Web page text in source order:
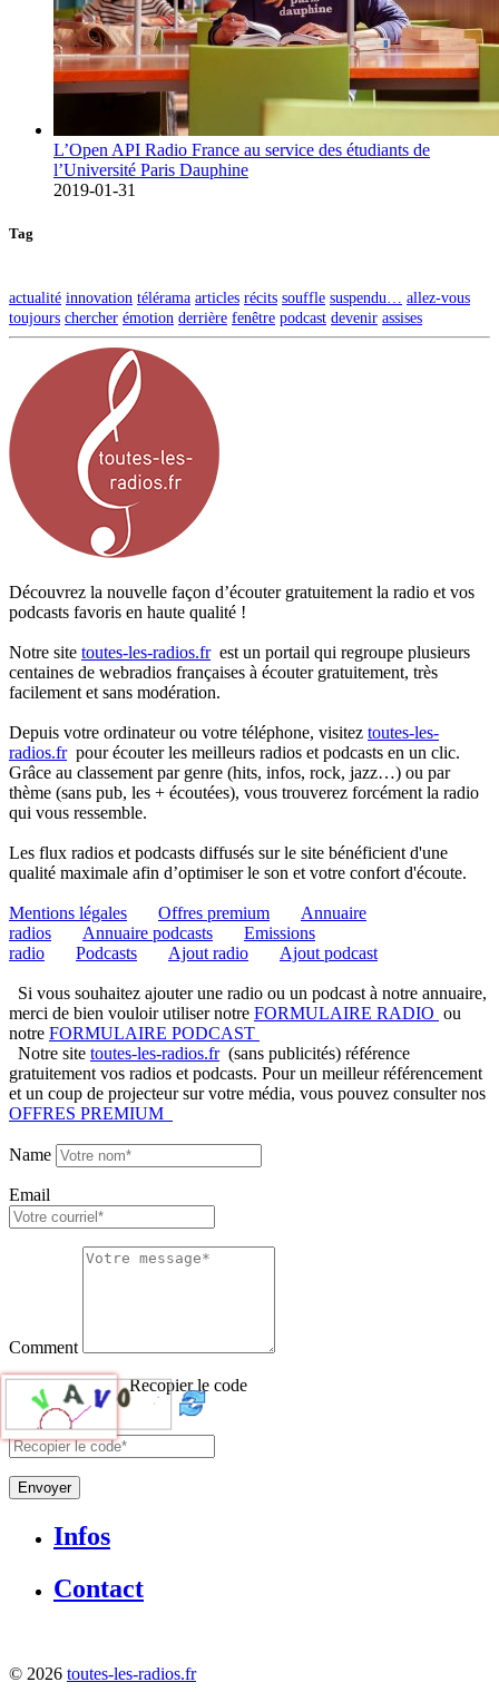
L’Open API Radio France au service des étudiants de
l’Université Paris Dauphine
2019-01-31
Tag
actualité innovation télérama articles récits souffle suspendu…
allez-vous
toujours chercher émotion derrière fenêtre podcast devenir assises
Découvrez la nouvelle façon d’écouter gratuitement la radio et vos
podcasts favoris en haute qualité !
Notre site toutes-les-radios.frest un portail qui regroupe plusieurs
centaines de webradios françaises à écouter gratuitement, très
facilement et sans modération.
Depuis votre ordinateur ou votre téléphone, visitez toutes-les-
radios.frpour écouter les meilleurs radios et podcasts en un clic.
Grâce au classement par genre (hits, infos, rock, jazz…) ou par
thème (sans pub, les + écoutées), vous trouverez forcément la radio
qui vous ressemble.
Les flux radios et podcasts diffusés sur le site bénéficient d'une
qualité maximale afin d’optimiser le son et votre confort d'écoute.
Mentions légales Offres premium
Annuaire
radios
Annuaire podcasts
Emissions
radio
Podcasts Ajout radio Ajout podcast
Si vous souhaitez ajouter une radio ou un podcast à notre annuaire,
merci de bien vouloir utiliser notre FORMULAIRE RADIO ou
notre FORMULAIRE PODCAST
Notre site toutes-les-radios.fr(sans publicités) référence
gratuitement vos radios et podcasts. Pour un meilleur référencement
et un coup de projecteur sur votre média, vous pouvez consulter nos
OFFRES PREMIUM
Name
Email
Comment
Recopier le code
Envoyer
Infos
Contact
© 2026 toutes-les-radios.fr